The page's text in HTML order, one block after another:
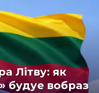
Літву: як
будуе вобраз